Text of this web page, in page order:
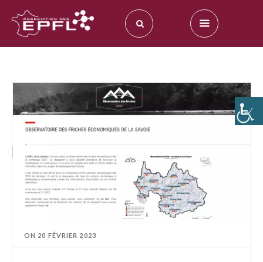
ON 20 FÉVRIER 2023